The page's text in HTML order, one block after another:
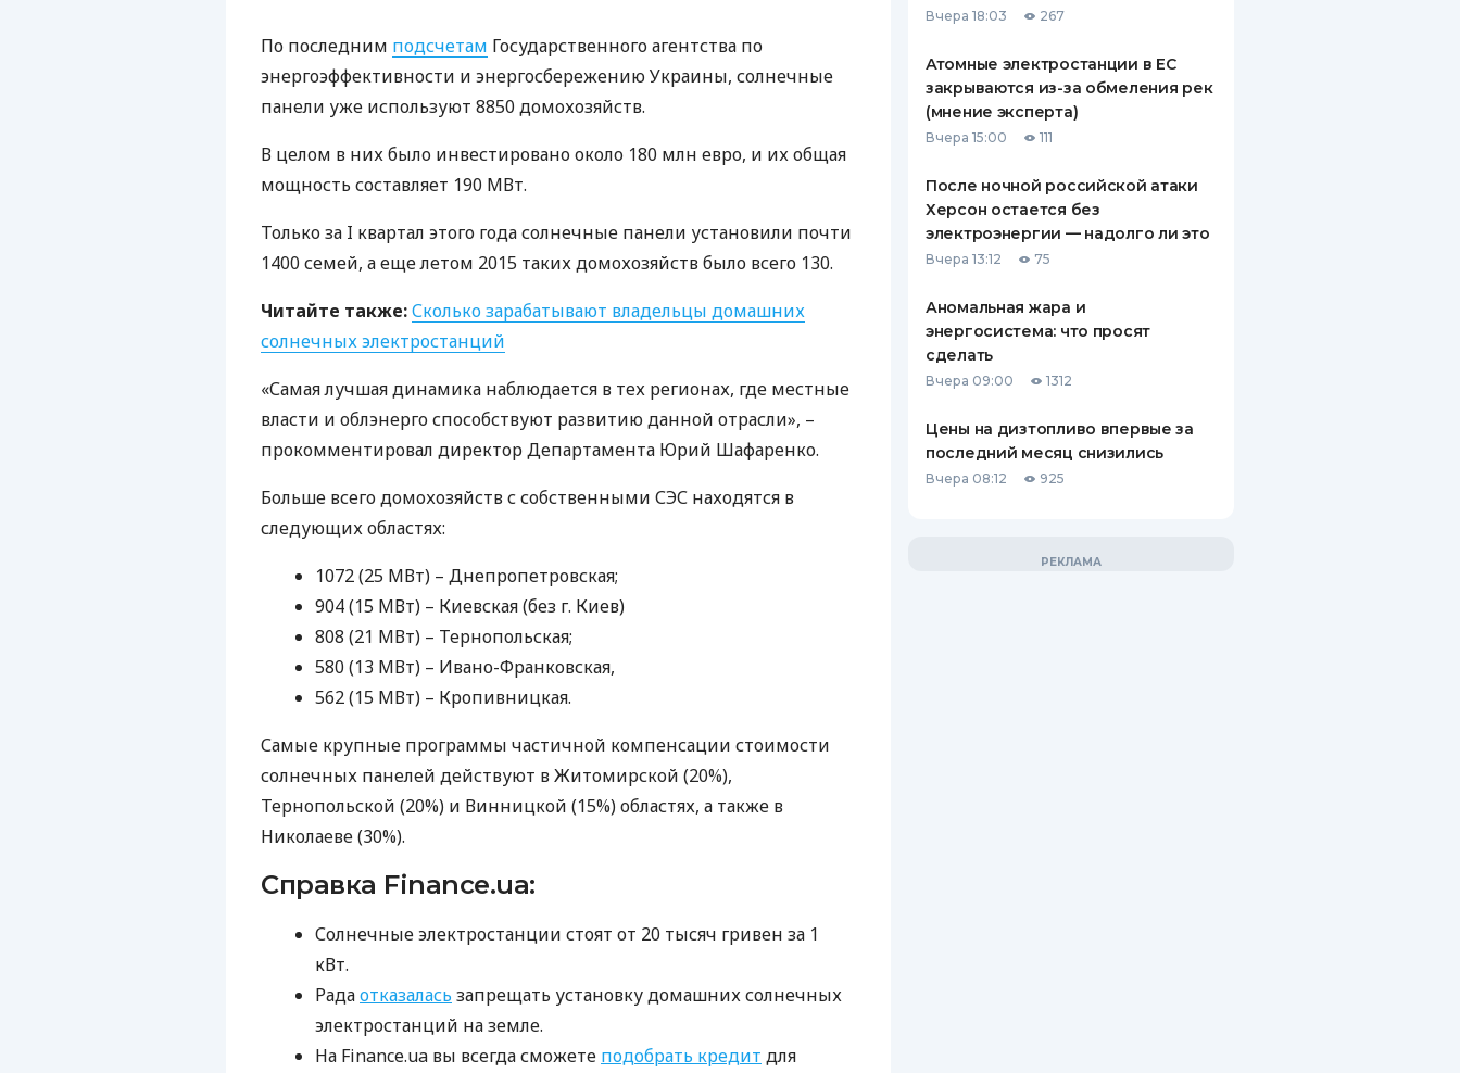
КЕШБЭКА
ВСЕ СТРАХОВЫЕ ПОЛИСЫ
СТРАХОВЫЕ КОМПАНИИ
ОТЗЫВЫ О СТРАХОВЫХ
КОМПАНИЯХ
По последним подсчетам Государственного агентства по
энергоэффективности и энергосбережению Украины, солнечные
панели уже используют 8850 домохозяйств.
В целом в них было инвестировано около 180 млн евро, и их общая
мощность составляет 190 МВт.
Только за I квартал этого года солнечные панели установили почти
1400 семей, а еще летом 2015 таких домохозяйств было всего 130.
Читайте также:Сколько зарабатывают владельцы домашних
солнечных электростанций
«Самая лучшая динамика наблюдается в тех регионах, где местные
власти и облэнерго способствуют развитию данной отрасли», –
прокомментировал директор Департамента Юрий Шафаренко.
Больше всего домохозяйств с собственными СЭС находятся в
следующих областях:
1072 (25 МВт) – Днепропетровская;
904 (15 МВт) – Киевская (без г. Киев)
808 (21 МВт) – Тернопольская;
580 (13 МВт) – Ивано-Франковская,
562 (15 МВт) – Кропивницкая.
Самые крупные программы частичной компенсации стоимости
солнечных панелей действуют в Житомирской (20%),
Тернопольской (20%) и Винницкой (15%) областях, а также в
Николаеве (30%).
Справка Finance.ua:
Солнечные электростанции стоят от 20 тысяч гривен за 1
кВт.
Радаотказалась запрещать установку домашних солнечных
электростанций на земле.
На Finance.ua вы всегда сможете подобрать кредит для
Вчера 18:03 267
Атомные электростанции в ЕС
закрываются из-за обмеления рек
(мнение эксперта)
Вчера 15:00 111
После ночной российской атаки
Херсон остается без
электроэнергии — надолго ли это
Вчера 13:12 75
Аномальная жара и
энергосистема: что просят
сделать
Вчера 09:00 1312
Цены на дизтопливо впервые за
последний месяц снизились
Вчера 08:12 925